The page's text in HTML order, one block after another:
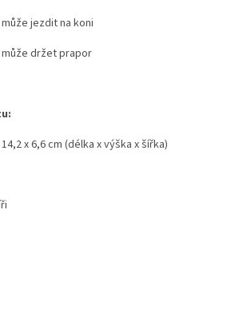
jezdit na koni
držet prapor
x 6,6 cm (délka x výška x šířka)